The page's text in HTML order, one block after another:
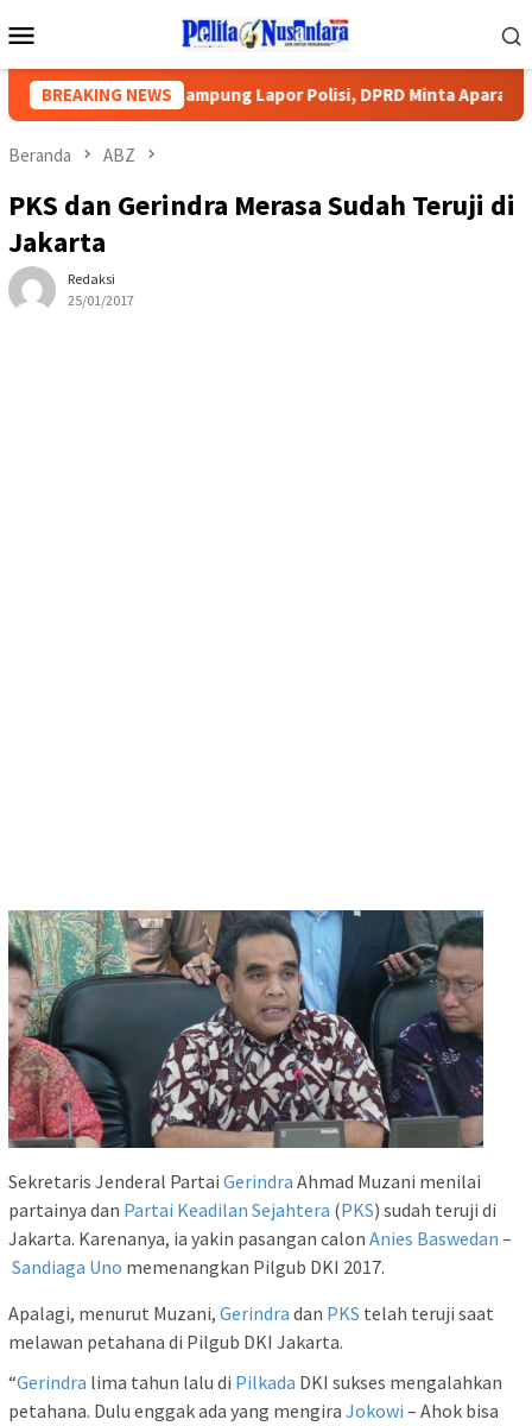
ke
Mobile
BREAKING NEWS
PWI Lampung Lapor Polisi, DPRD Minta Aparat
Beranda ABZ
PKS dan Gerindra Merasa Sudah Teruji di
Jakarta
Redaksi
25/01/2017
Sekretaris Jenderal Partai Gerindra Ahmad Muzani menilai
partainya dan Partai Keadilan Sejahtera (PKS) sudah teruji di
Jakarta. Karenanya, ia yakin pasangan calon Anies Baswedan –
Sandiaga Uno memenangkan Pilgub DKI 2017.
Apalagi, menurut Muzani, Gerindra dan PKS telah teruji saat
melawan petahana di Pilgub DKI Jakarta.
“Gerindra lima tahun lalu di Pilkada DKI sukses mengalahkan
petahana. Dulu enggak ada yang mengira Jokowi – Ahok bisa